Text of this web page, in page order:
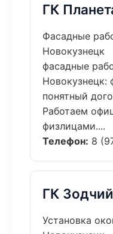
ГК
Фасадные
Новокузнецк
фасадные
Новокузнецк:
понятный
Работаем
физлицами....
Телефон: 8
ГК
Установка